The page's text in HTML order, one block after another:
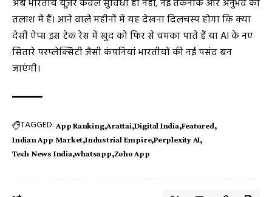
अब भारतीय यूज़र केवल सुविधा ही नहीं, नई तकनीक और अनुभव की
तलाश में हैं। आने वाले महीनों में यह देखना दिलचस्प होगा कि क्या
देसी ऐप्स इस टेक रेस में खुद को फिर से चमका पाते हैं या AI के नए
सितारे परप्लेक्सिटी जैसी कंपनियां भारतीयों की नई पसंद बन
जाएंगी।
TAGGED: App Ranking Arattai Digital India Featured
Indian App Market Industrial Empire Perplexity AI
Tech News India whatsapp Zoho App